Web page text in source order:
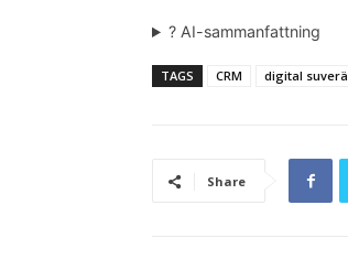
? AI-sammanfattning
TAGS CRM digital
Share